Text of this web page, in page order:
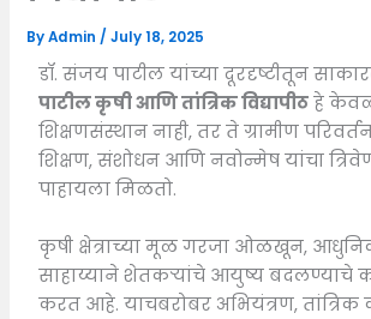
ByAdmin/July 18, 2025
डॉ. संजय पाटील यांच्या दूरदृष्टीतून
पाटील कृषी आणि तांत्रिक विद्यापीठ हे
शिक्षणसंस्थान नाही, तर ते ग्रामीण
शिक्षण, संशोधन आणि नवोन्मेष यांचा
पाहायला मिळतो.
कृषी क्षेत्राच्या मूळ गरजा ओळखून, आधुनिक
साहाय्याने शेतकऱ्यांचे आयुष्य बदलण्याचे
करत आहे. याचबरोबर अभियंत्रण, तांत्रिक